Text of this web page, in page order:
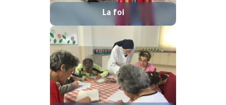
La foi